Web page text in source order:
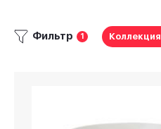
Фильтр 1 Коллекция